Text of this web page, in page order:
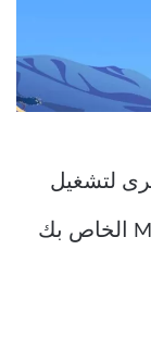
لتشغيل
Bluetooth. انتظر حتى يتصل جهاز Mac الخاص بك